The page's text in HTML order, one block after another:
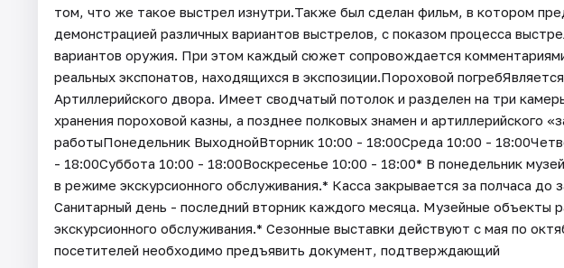
том, что же такое выстрел изнутри.Также был сделан фильм, в котором
демонстрацией различных вариантов выстрелов, с показом процесса
вариантов оружия. При этом каждый сюжет сопровождается
реальных экспонатов, находящихся в экспозиции.Пороховой
Артиллерийского двора. Имеет сводчатый потолок и разделен на три
хранения пороховой казны, а позднее полковых знамен и артиллерийского
работыПонедельник ВыходнойВторник 10:00 - 18:00Среда 10:00 -
- 18:00Суббота 10:00 - 18:00Воскресенье 10:00 - 18:00* В понедельник
в режиме экскурсионного обслуживания.* Касса закрывается за полчаса до
Санитарный день - последний вторник каждого месяца. Музейные объекты
экскурсионного обслуживания.* Cезонные выставки действуют с мая по
посетителей необходимо предъявить документ, подтверждающий